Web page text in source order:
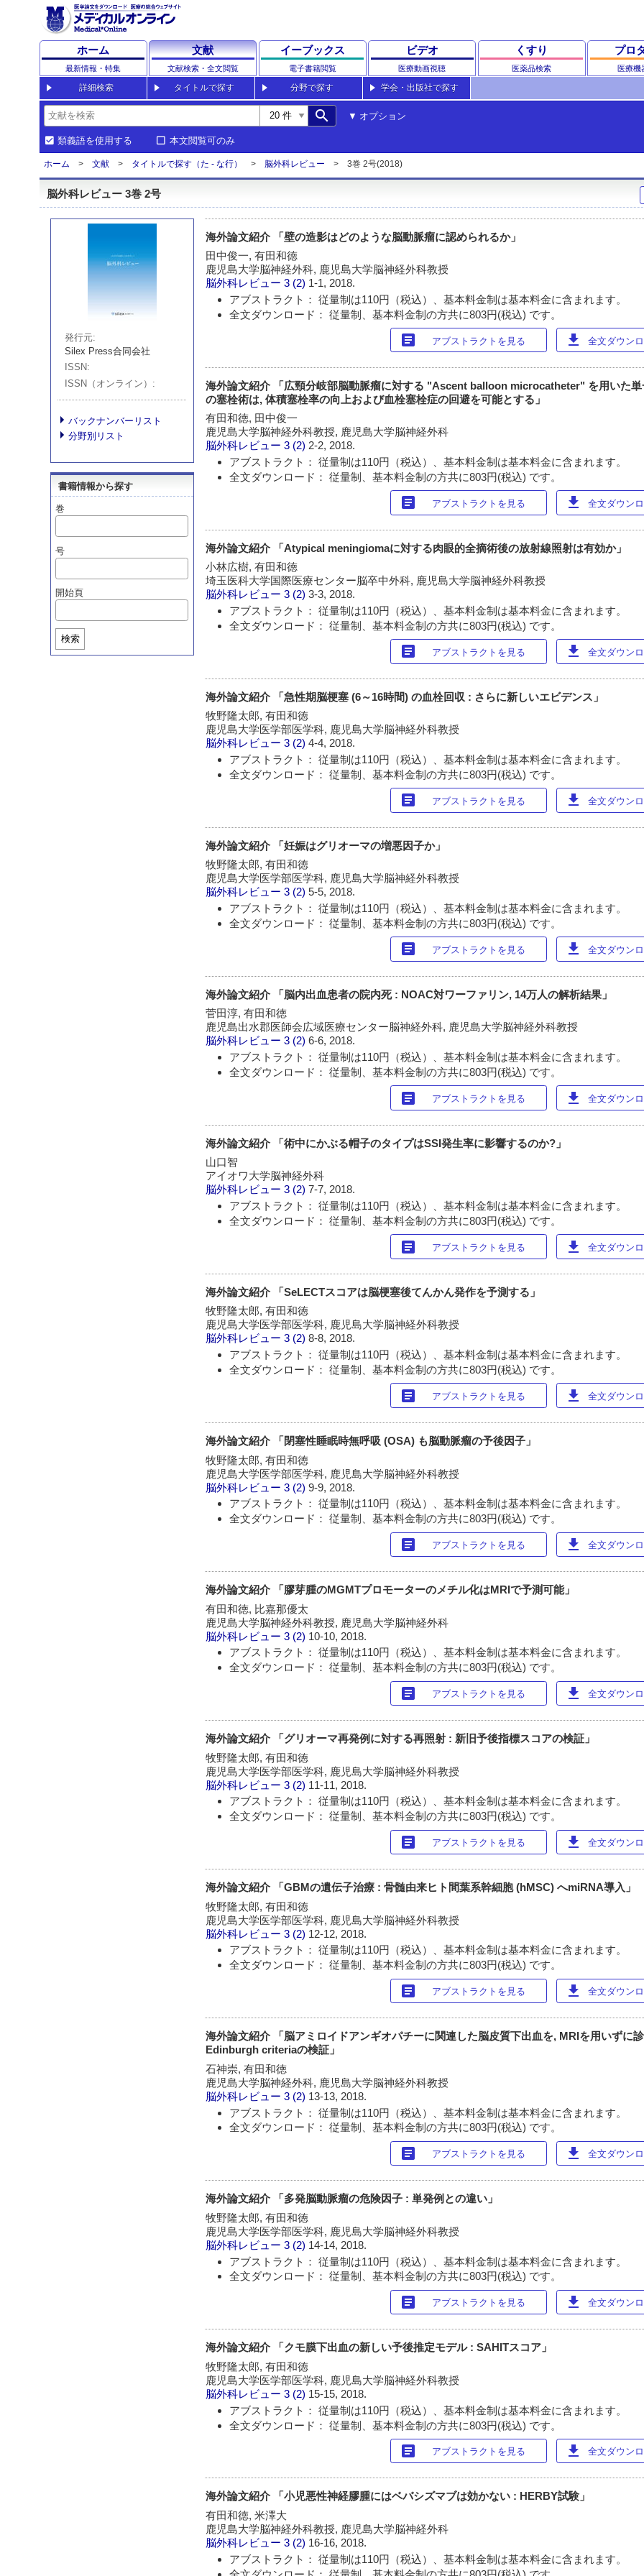
ホーム
最新情報・特集
文献
文献検索・全文閲覧
イーブックス
電子書籍閲覧
ビデオ
医療動画視聴
くすり
医薬品検索
プロ
医療機
詳細検索 タイトルで探す 分野で探す 学会・出版社で探す
search オプション
類義語を使用する 本文閲覧可のみ
ホーム 文献 タイトルで探す（た - な行） 脳外科レビュー 3巻 2号(2018)
脳外科レビュー 3巻 2号
発行元
Silex Press合同会社
ISSN
ISSN（オンライン）
バックナンバーリスト
分野別リスト
書籍情報から探す
巻
号
開始頁
検索
海外論文紹介 「壁の造影はどのような脳動脈瘤に認められるか」
田中俊一, 有田和徳
鹿児島大学脳神経外科, 鹿児島大学脳神経外科教授
脳外科レビュー 3 (2) 1-1, 2018.
アブストラクト： 従量制は110円（税込）、基本料金制は基本料金に含まれます。
全文ダウンロード： 従量制、基本料金制の方共に803円(税込) です。
article アブストラクトを見る download 全文ダウン
海外論文紹介 「広頸分岐部脳動脈瘤に対する "Ascent balloon microcatheter" を用いた
の塞栓術は, 体積塞栓率の向上および血栓塞栓症の回避を可能とする」
有田和徳, 田中俊一
鹿児島大学脳神経外科教授, 鹿児島大学脳神経外科
脳外科レビュー 3 (2) 2-2, 2018.
アブストラクト： 従量制は110円（税込）、基本料金制は基本料金に含まれます。
全文ダウンロード： 従量制、基本料金制の方共に803円(税込) です。
article アブストラクトを見る download 全文ダウン
海外論文紹介 「Atypical meningiomaに対する肉眼的全摘術後の放射線照射は有効か」
小林広樹, 有田和徳
埼玉医科大学国際医療センター脳卒中外科, 鹿児島大学脳神経外科教授
脳外科レビュー 3 (2)3-3, 2018.
アブストラクト： 従量制は110円（税込）、基本料金制は基本料金に含まれます。
全文ダウンロード： 従量制、基本料金制の方共に803円(税込) です。
article アブストラクトを見る download 全文ダウン
海外論文紹介 「急性期脳梗塞 (6～16時間) の血栓回収 : さらに新しいエビデンス」
牧野隆太郎, 有田和徳
鹿児島大学医学部医学科, 鹿児島大学脳神経外科教授
脳外科レビュー 3 (2)4-4, 2018.
アブストラクト： 従量制は110円（税込）、基本料金制は基本料金に含まれます。
全文ダウンロード： 従量制、基本料金制の方共に803円(税込) です。
article アブストラクトを見る download 全文ダウン
海外論文紹介 「妊娠はグリオーマの増悪因子か」
牧野隆太郎, 有田和徳
鹿児島大学医学部医学科, 鹿児島大学脳神経外科教授
脳外科レビュー 3 (2)5-5, 2018.
アブストラクト： 従量制は110円（税込）、基本料金制は基本料金に含まれます。
全文ダウンロード： 従量制、基本料金制の方共に803円(税込) です。
article アブストラクトを見る download 全文ダウン
海外論文紹介 「脳内出血患者の院内死 : NOAC対ワーファリン, 14万人の解析結果」
菅田淳, 有田和徳
鹿児島出水郡医師会広域医療センター脳神経外科, 鹿児島大学脳神経外科教授
脳外科レビュー 3 (2)6-6, 2018.
アブストラクト： 従量制は110円（税込）、基本料金制は基本料金に含まれます。
全文ダウンロード： 従量制、基本料金制の方共に803円(税込) です。
article アブストラクトを見る download 全文ダウン
海外論文紹介 「術中にかぶる帽子のタイプはSSI発生率に影響するのか?」
山口智
アイオワ大学脳神経外科
脳外科レビュー 3 (2)7-7, 2018.
アブストラクト： 従量制は110円（税込）、基本料金制は基本料金に含まれます。
全文ダウンロード： 従量制、基本料金制の方共に803円(税込) です。
article アブストラクトを見る download 全文ダウン
海外論文紹介 「SeLECTスコアは脳梗塞後てんかん発作を予測する」
牧野隆太郎, 有田和徳
鹿児島大学医学部医学科, 鹿児島大学脳神経外科教授
脳外科レビュー 3 (2)8-8, 2018.
アブストラクト： 従量制は110円（税込）、基本料金制は基本料金に含まれます。
全文ダウンロード： 従量制、基本料金制の方共に803円(税込) です。
article アブストラクトを見る download 全文ダウン
海外論文紹介 「閉塞性睡眠時無呼吸 (OSA) も脳動脈瘤の予後因子」
牧野隆太郎, 有田和徳
鹿児島大学医学部医学科, 鹿児島大学脳神経外科教授
脳外科レビュー 3 (2)9-9, 2018.
アブストラクト： 従量制は110円（税込）、基本料金制は基本料金に含まれます。
全文ダウンロード： 従量制、基本料金制の方共に803円(税込) です。
article アブストラクトを見る download 全文ダウン
海外論文紹介 「膠芽腫のMGMTプロモーターのメチル化はMRIで予測可能」
有田和徳, 比嘉那優太
鹿児島大学脳神経外科教授, 鹿児島大学脳神経外科
脳外科レビュー 3 (2) 10-10, 2018.
アブストラクト： 従量制は110円（税込）、基本料金制は基本料金に含まれます。
全文ダウンロード： 従量制、基本料金制の方共に803円(税込) です。
article アブストラクトを見る download 全文ダウン
海外論文紹介 「グリオーマ再発例に対する再照射 : 新旧予後指標スコアの検証」
牧野隆太郎, 有田和徳
鹿児島大学医学部医学科, 鹿児島大学脳神経外科教授
脳外科レビュー 3 (2) 11-11, 2018.
アブストラクト： 従量制は110円（税込）、基本料金制は基本料金に含まれます。
全文ダウンロード： 従量制、基本料金制の方共に803円(税込) です。
article アブストラクトを見る download 全文ダウン
海外論文紹介 「GBMの遺伝子治療 : 骨髄由来ヒト間葉系幹細胞 (hMSC) へmiRNA導入」
牧野隆太郎, 有田和徳
鹿児島大学医学部医学科, 鹿児島大学脳神経外科教授
脳外科レビュー 3 (2) 12-12, 2018.
アブストラクト： 従量制は110円（税込）、基本料金制は基本料金に含まれます。
全文ダウンロード： 従量制、基本料金制の方共に803円(税込) です。
article アブストラクトを見る download 全文ダウン
海外論文紹介 「脳アミロイドアンギオパチーに関連した脳皮質下出血を, MRIを用いずに
Edinburgh criteriaの検証」
石神崇, 有田和徳
鹿児島大学脳神経外科, 鹿児島大学脳神経外科教授
脳外科レビュー 3 (2) 13-13, 2018.
アブストラクト： 従量制は110円（税込）、基本料金制は基本料金に含まれます。
全文ダウンロード： 従量制、基本料金制の方共に803円(税込) です。
article アブストラクトを見る download 全文ダウン
海外論文紹介 「多発脳動脈瘤の危険因子 : 単発例との違い」
牧野隆太郎, 有田和徳
鹿児島大学医学部医学科, 鹿児島大学脳神経外科教授
脳外科レビュー 3 (2) 14-14, 2018.
アブストラクト： 従量制は110円（税込）、基本料金制は基本料金に含まれます。
全文ダウンロード： 従量制、基本料金制の方共に803円(税込) です。
article アブストラクトを見る download 全文ダウン
海外論文紹介 「クモ膜下出血の新しい予後推定モデル : SAHITスコア」
牧野隆太郎, 有田和徳
鹿児島大学医学部医学科, 鹿児島大学脳神経外科教授
脳外科レビュー 3 (2) 15-15, 2018.
アブストラクト： 従量制は110円（税込）、基本料金制は基本料金に含まれます。
全文ダウンロード： 従量制、基本料金制の方共に803円(税込) です。
article アブストラクトを見る download 全文ダウン
海外論文紹介 「小児悪性神経膠腫にはベバシズマブは効かない : HERBY試験」
有田和徳, 米澤大
鹿児島大学脳神経外科教授, 鹿児島大学脳神経外科
脳外科レビュー 3 (2) 16-16, 2018.
アブストラクト： 従量制は110円（税込）、基本料金制は基本料金に含まれます。